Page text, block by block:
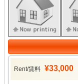
Rent/賃料 ¥33,000